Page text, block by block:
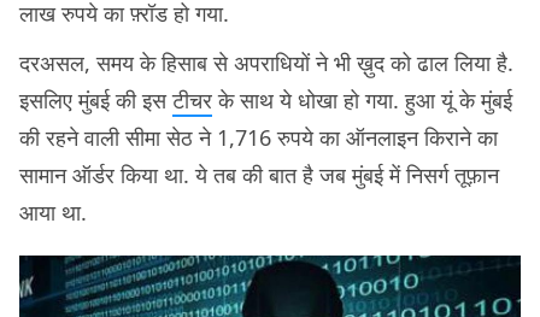
लाख रुपये का फ़्रॉड हो गया.
दरअसल, समय के हिसाब से अपराधियों ने भी ख़ुद को ढाल लिया है.
इसलिए मुंबई की इसटीचरके साथ ये धोखा हो गया. हुआ यूं के मुंबई
की रहने वाली सीमा सेठ ने 1,716 रुपये का ऑनलाइन किराने का
सामान ऑर्डर किया था. ये तब की बात है जब मुंबई में निसर्ग तूफ़ान
आया था.